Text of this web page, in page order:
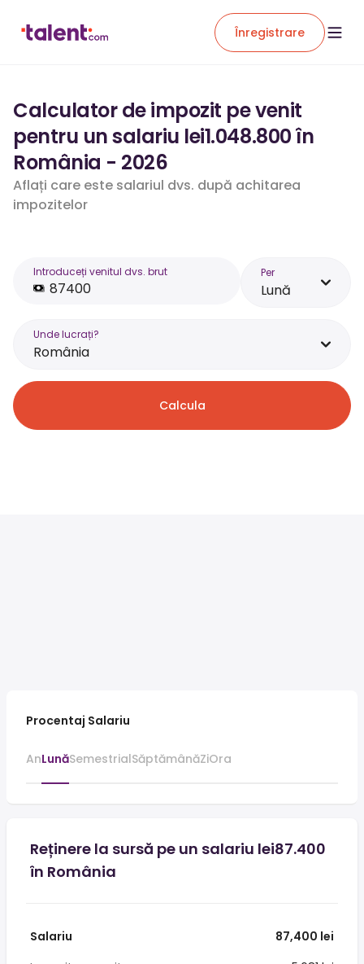
Înregistrare
Calculator de impozit pe venit
pentru un salariu lei1.048.800 în
România - 2026
Aflați care este salariul dvs. după achitarea
impozitelor
Introduceți venitul dvs. brut Per
Lună
Unde lucrați?
România
Calcula
Procentaj Salariu
AnLunăSemestrialSăptămânăZiOra
Reținere la sursă pe un salariu lei87.400
în România
Salariu
87,400 lei